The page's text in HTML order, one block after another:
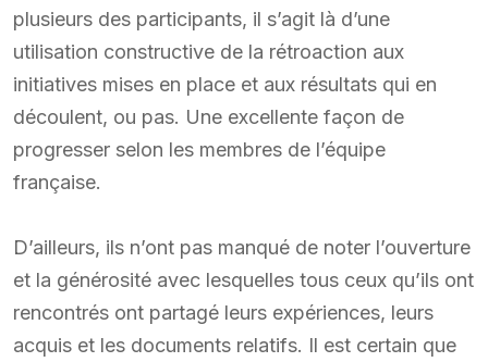
plusieurs des participants, il s’agit là d’une
utilisation constructive de la rétroaction aux
initiatives mises en place et aux résultats qui en
découlent, ou pas. Une excellente façon de
progresser selon les membres de l’équipe
française.
D’ailleurs, ils n’ont pas manqué de noter l’ouverture
et la générosité avec lesquelles tous ceux qu’ils ont
rencontrés ont partagé leurs expériences, leurs
acquis et les documents relatifs. Il est certain que